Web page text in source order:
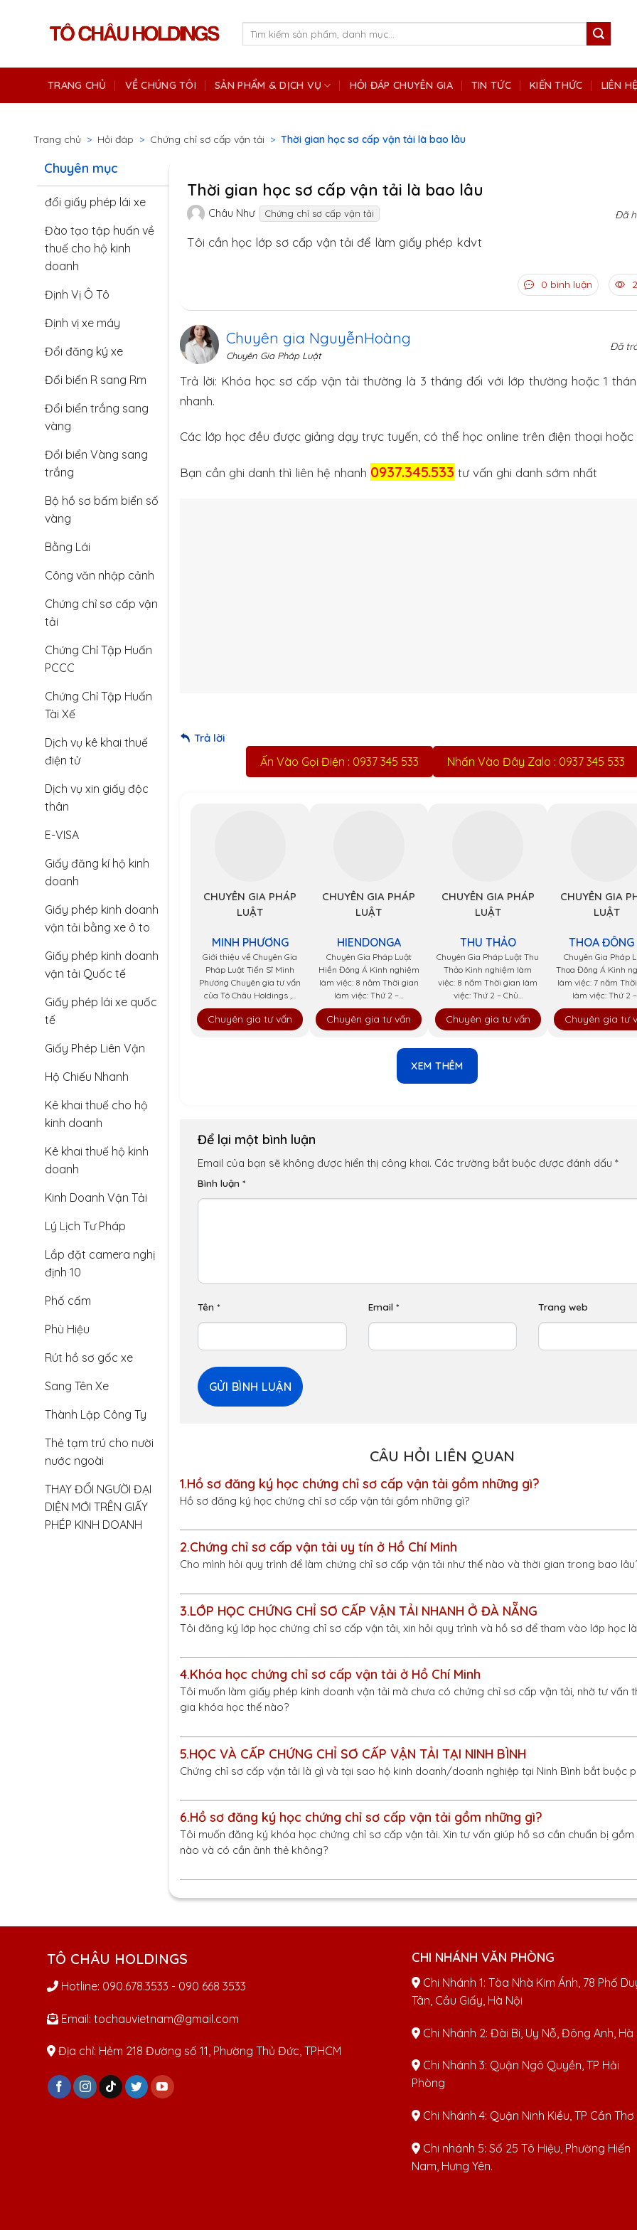
TRANG CHỦ VỀ CHÚNG TÔI SẢN PHẨM & DỊCH VỤ HỎI ĐÁP CHUYÊN GIA TIN TỨC KIẾN THỨC LIÊN
Trang chủ > Hỏi đáp > Chứng chỉ sơ cấp vận tải > Thời gian học sơ cấp vận tải là bao lâu
Chuyên mục
đổi giấy phép lái xe
Đào tạo tập huấn về
thuế cho hộ kinh
doanh
Định Vị Ô Tô
Định vị xe máy
Đổi đăng ký xe
Đổi biển R sang Rm
Đổi biển trắng sang
vàng
Đổi biển Vàng sang
trắng
Bộ hồ sơ bấm biển số
vàng
Bằng Lái
Công văn nhập cảnh
Chứng chỉ sơ cấp vận
tải
Chứng Chỉ Tập Huấn
PCCC
Chứng Chỉ Tập Huấn
Tài Xế
Dịch vụ kê khai thuế
điện tử
Dịch vụ xin giấy độc
thân
E-VISA
Giấy đăng kí hộ kinh
doanh
Giấy phép kinh doanh
vận tải bằng xe ô to
Giấy phép kinh doanh
vận tải Quốc tế
Giấy phép lái xe quốc
tế
Giấy Phép Liên Vận
Hộ Chiếu Nhanh
Kê khai thuế cho hộ
kinh doanh
Kê khai thuế hộ kinh
doanh
Kinh Doanh Vận Tải
Lý Lịch Tư Pháp
Lắp đặt camera nghị
định 10
Phố cấm
Phù Hiệu
Rút hồ sơ gốc xe
Sang Tên Xe
Thành Lập Công Ty
Thẻ tạm trú cho nười
nước ngoài
THAY ĐỔI NGƯỜI ĐẠI
DIỆN MỚI TRÊN GIẤY
PHÉP KINH DOANH
Thời gian học sơ cấp vận tải là bao lâu
Châu Như Chứng chỉ sơ cấp vận tải Đã
Tôi cần học lớp sơ cấp vận tải để làm giấy phép kdvt
0 bình luận
Chuyên gia NguyễnHoàng
Chuyên Gia Pháp Luật
Đã
Trả lời: Khóa học sơ cấp vận tải thường là 3 tháng đối với lớp thường hoặc 1
nhanh.
Các lớp học đều được giảng dạy trực tuyến, có thể học online trên điện thoại hoặc
Bạn cần ghi danh thì liên hệ nhanh 0937.345.533 tư vấn ghi danh sớm nhất
Trả lời
Ấn Vào Gọi Điện : 0937 345 533 Nhấn Vào Đây Zalo : 0937 345 533
CHUYÊN GIA PHÁP
LUẬT
MINH PHƯƠNG
Giới thiệu về Chuyên Gia
Pháp Luật Tiến Sĩ Minh
Phương Chuyên gia tư vấn
của Tô Châu Holdings ,...
Chuyên gia tư vấn
CHUYÊN GIA PHÁP
LUẬT
HIENDONGA
Chuyên Gia Pháp Luật
Hiền Đông Á Kinh nghiệm
làm việc: 8 năm Thời gian
làm việc: Thứ 2 –...
Chuyên gia tư vấn
CHUYÊN GIA PHÁP
LUẬT
THU THẢO
Chuyên Gia Pháp Luật Thu
Thảo Kinh nghiệm làm
việc: 8 năm Thời gian làm
việc: Thứ 2 – Chủ...
Chuyên gia tư vấn
CHUYÊN GIA
LUẬT
THOA ĐÔNG
Chuyên Gia Pháp
Thoa Đông Á Kinh
làm việc: 7 năm
làm việc: Thứ 2
Chuyên gia tư
XEM THÊM
Để lại một bình luận
Email của bạn sẽ không được hiển thị công khai. Các trường bắt buộc được đánh dấu *
Bình luận *
Tên * Email * Trang web
CÂU HỎI LIÊN QUAN
1.Hồ sơ đăng ký học chứng chỉ sơ cấp vận tải gồm những gì?
Hồ sơ đăng ký học chứng chỉ sơ cấp vận tải gồm những gì?
2.Chứng chỉ sơ cấp vận tải uy tín ở Hồ Chí Minh
Cho mình hỏi quy trình để làm chứng chỉ sơ cấp vận tải như thế nào và thời gian trong bao
3.LỚP HỌC CHỨNG CHỈ SƠ CẤP VẬN TẢI NHANH Ở ĐÀ NẴNG
Tôi đăng ký lớp học chứng chỉ sơ cấp vận tải, xin hỏi quy trình và hồ sơ để tham vào lớp học
4.Khóa học chứng chỉ sơ cấp vận tải ở Hồ Chí Minh
Tôi muốn làm giấy phép kinh doanh vận tải mà chưa có chứng chỉ sơ cấp vận tải, nhờ tư vấn
gia khóa học thế nào?
5.HỌC VÀ CẤP CHỨNG CHỈ SƠ CẤP VẬN TẢI TẠI NINH BÌNH
Chứng chỉ sơ cấp vận tải là gì và tại sao hộ kinh doanh/doanh nghiệp tại Ninh Bình bắt buộc
6.Hồ sơ đăng ký học chứng chỉ sơ cấp vận tải gồm những gì?
Tôi muốn đăng ký khóa học chứng chỉ sơ cấp vận tải. Xin tư vấn giúp hồ sơ cần chuẩn bị
nào và có cần ảnh thẻ không?
TÔ CHÂU HOLDINGS
Hotline: 090.678.3533 - 090 668 3533
Email: tochauvietnam@gmail.com
Địa chỉ: Hẻm 218 Đường số 11, Phường Thủ Đức, TPHCM
CHI NHÁNH VĂN PHÒNG
Chi Nhánh 1: Tòa Nhà Kim Ánh, 78 Phố
Tân, Cầu Giấy, Hà Nội
Chi Nhánh 2: Đài Bi, Uy Nỗ, Đông Anh, Hà
Chi Nhánh 3: Quận Ngô Quyền, TP Hải
Phòng
Chi Nhánh 4: Quận Ninh Kiều, TP Cần Thơ
Chi nhánh 5: Số 25 Tô Hiệu, Phường Hiến
Nam, Hưng Yên.